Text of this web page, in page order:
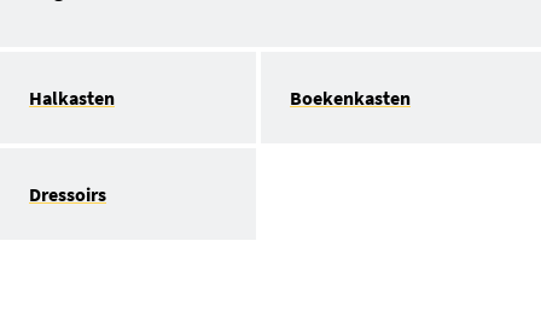
Halkasten Boekenkasten
Dressoirs